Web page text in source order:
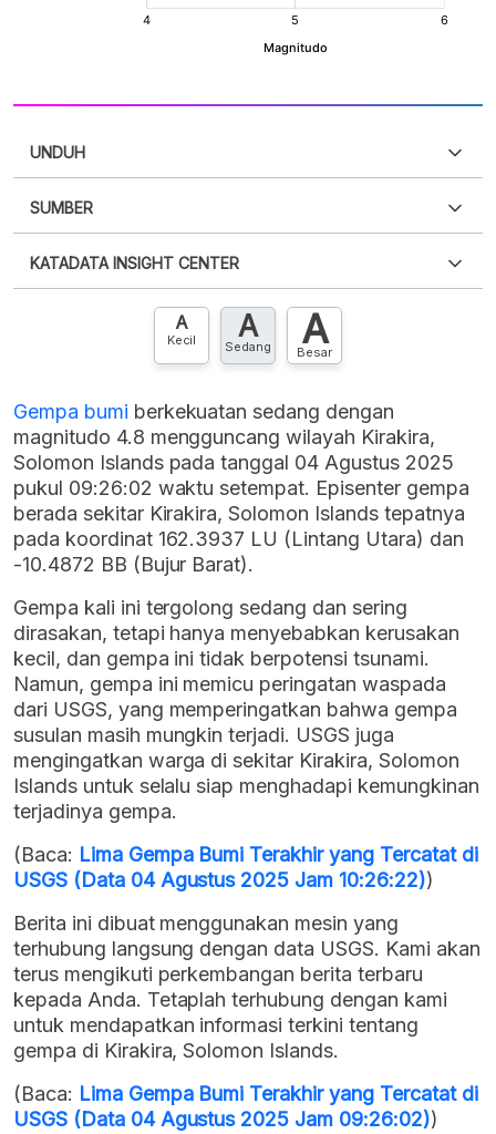
UNDUH
XLS
SUMBER
punya akun?Silakan Daftar sekarang
KATADATA INSIGHT CENTER
Hubungi sekarang »
A
Kecil A
Sedang A
Besar
Gempa bumi berkekuatan sedang dengan
magnitudo 4.8 mengguncang wilayah Kirakira,
Solomon Islands pada tanggal 04 Agustus 2025
pukul 09:26:02 waktu setempat. Episenter gempa
berada sekitar Kirakira, Solomon Islands tepatnya
pada koordinat 162.3937 LU (Lintang Utara) dan
-10.4872 BB (Bujur Barat).
Gempa kali ini tergolong sedang dan sering
dirasakan, tetapi hanya menyebabkan kerusakan
kecil, dan gempa ini tidak berpotensi tsunami.
Namun, gempa ini memicu peringatan waspada
dari USGS, yang memperingatkan bahwa gempa
susulan masih mungkin terjadi. USGS juga
mengingatkan warga di sekitar Kirakira, Solomon
Islands untuk selalu siap menghadapi kemungkinan
terjadinya gempa.
(Baca: Lima Gempa Bumi Terakhir yang Tercatat di
USGS (Data 04 Agustus 2025 Jam 10:26:22))
Berita ini dibuat menggunakan mesin yang
terhubung langsung dengan data USGS. Kami akan
terus mengikuti perkembangan berita terbaru
kepada Anda. Tetaplah terhubung dengan kami
untuk mendapatkan informasi terkini tentang
gempa di Kirakira, Solomon Islands.
(Baca: Lima Gempa Bumi Terakhir yang Tercatat di
USGS (Data 04 Agustus 2025 Jam 09:26:02))